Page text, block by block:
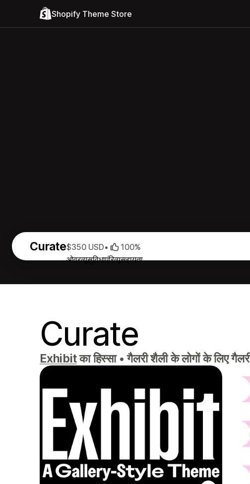
Shopify Theme Store
Curate
ओवरव्यूसुविधाएंरिव्यूसहायता
$350 USD• 100%
Curate
Exhibitका हिस्सा • गैलरी शैली के लोगों के लिए